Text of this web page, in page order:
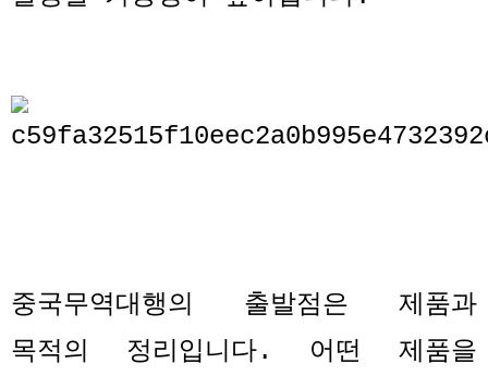
중국무역대행의 출발점은 제품과
목적의 정리입니다. 어떤 제품을